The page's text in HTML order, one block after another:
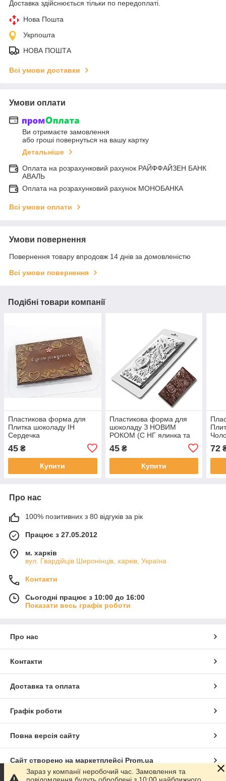
Доставка здійснюється тільки по передоплаті.
Нова Пошта
Укрпошта
НОВА ПОШТА
Всі умови доставки
Умови оплати
Ви отримаєте замовлення
або гроші повернуться на вашу картку
Детальніше
Оплата на розрахунковий рахунок РАЙФФАЙЗЕН БАНК
АВАЛЬ
Оплата на розрахунковий рахунок МОНОБАНКА
Всі умови оплати
Умови повернення
Повернення товару впродовж 14 днів за домовленістю
Всі умови повернення
Подібні товари компанії
Пластикова форма для
Плитка шоколаду ІН
Сердечка
45 ₴
Купити
Пластикова форма для
шоколаду З НОВИМ
РОКОМ (С НГ ялинка та
45₴
Купити
72
Про нас
100% позитивних з 80 відгуків за рік
Працює з 27.05.2012
м. харків
вул. Гвардійців Широнінців, харків, Україна
Контакти
Сьогодні працює з 10:00 до 16:00
Показати весь графік роботи
Про нас
Контакти
Доставка та оплата
Графік роботи
Повна версія сайту
Сайт створено на маркетплейсі Prom.ua
Зараз у компанії неробочий час. Замовлення та